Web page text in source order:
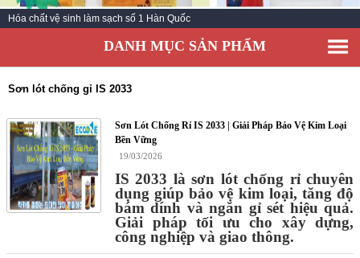
TIN TỨC
LIÊN HỆ
Hóa chất vệ sinh làm sạch số 1 Hàn Quốc
DANH MỤC SẢN PHẨM
Sơn lót chống gỉ IS 2033
Sơn Lót Chống Rỉ IS 2033 | Giải Pháp Bảo Vệ Kim Loại
Bền Vững
19/03/2026
IS 2033 là sơn lót chống rỉ chuyên
dụng giúp bảo vệ kim loại, tăng độ
bám dính và ngăn gỉ sét hiệu quả.
Giải pháp tối ưu cho xây dựng,
công nghiệp và giao thông.